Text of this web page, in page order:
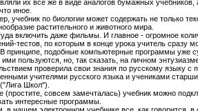
их все же в виде аналогов бумажных учебников,
иное.
учебник по биологии может содержать не только
растительного и животного мира.
включить даже фильмы. И главное - огромное
тестов, по которым в конце урока учитель сразу
принципе, подобные компьютерные программы уже
ими пользуются, но, так сказать, на личном
проверила свои знания по русскому языку с
учителями русского языка и учениками
Школ").
(простите, совсем замечталась) учебник можно
интересные программы.